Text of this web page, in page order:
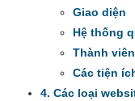
Giao diện
Hệ thống
Thành viên
Các tiện
4. Các loại